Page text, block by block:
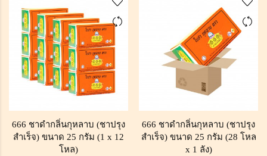
666 ชาดำกลิ่นกุหลาบ (ชาปรุง
สำเร็จ) ขนาด 25 กรัม (1 x 12
โหล)
666 ชาดำกลิ่นกุหลาบ (ชาปรุง
สำเร็จ) ขนาด 25 กรัม (28 โหล
x 1 ลัง)